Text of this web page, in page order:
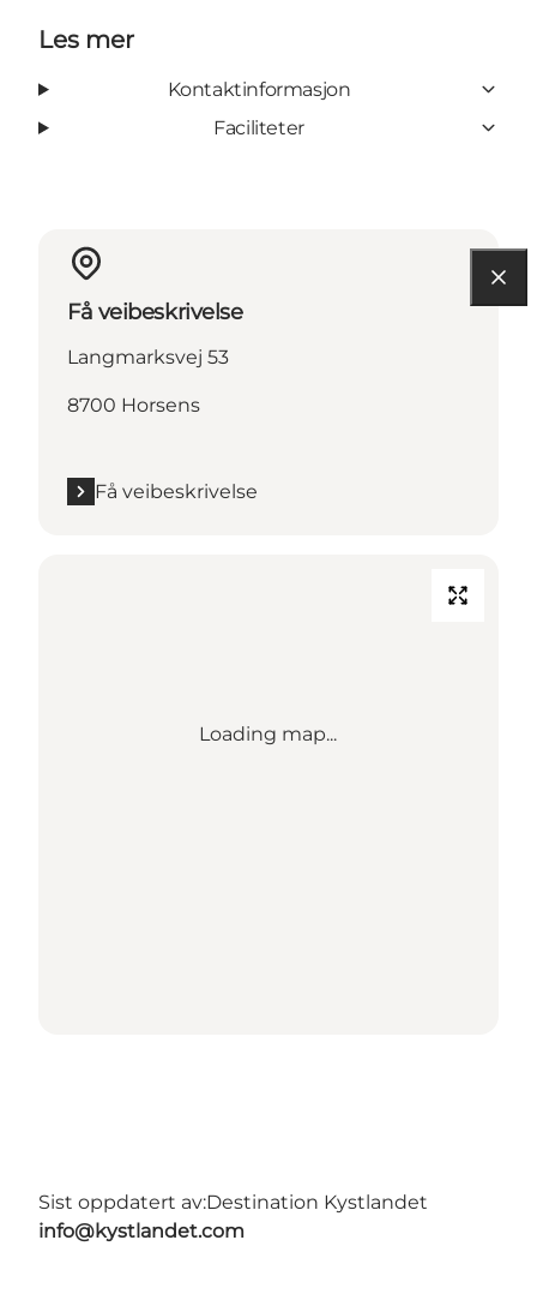
Les mer
Kontaktinformasjon
Faciliteter
Få veibeskrivelse
Langmarksvej 53
8700 Horsens
Få veibeskrivelse
Loading map...
Sist oppdatert av:Destination Kystlandet
info@kystlandet.com